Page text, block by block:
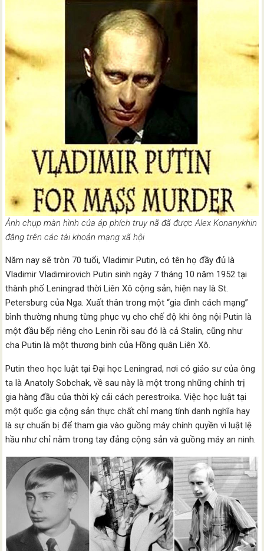
Ảnh chụp màn hình của áp phích truy nã đã được Alex Konanykhin
đăng trên các tài khoản mạng xã hội
Năm nay sẽ tròn 70 tuổi, Vladimir Putin, có tên họ đầy đủ là
Vladimir Vladimirovich Putin sinh ngày 7 tháng 10 năm 1952 tại
thành phố Leningrad thời Liên Xô cộng sản, hiện nay là St.
Petersburg của Nga. Xuất thân trong một “gia đình cách mạng”
bình thường nhưng từng phục vụ cho chế độ khi ông nội Putin là
một đầu bếp riêng cho Lenin rồi sau đó là cả Stalin, cũng như
cha Putin là một thương binh của Hồng quân Liên Xô.
Putin theo học luật tại Ðại học Leningrad, nơi có giáo sư của ông
ta là Anatoly Sobchak, về sau này là một trong những chính trị
gia hàng đầu của thời kỳ cải cách perestroika. Việc học luật tại
một quốc gia cộng sản thực chất chỉ mang tính danh nghĩa hay
là sự chuẩn bị để tham gia vào guồng máy chính quyền vì luật lệ
hầu như chỉ nằm trong tay đảng cộng sản và guồng máy an ninh.